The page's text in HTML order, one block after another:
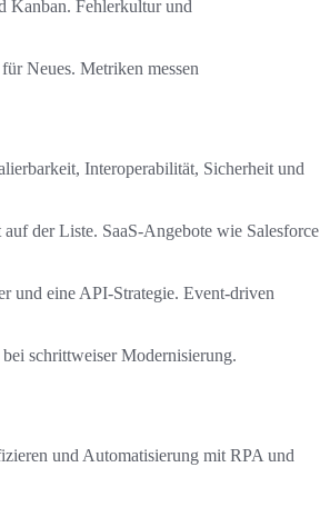
Kanban. Fehlerkultur und
Neues. Metriken messen
Interoperabilität, Sicherheit und
der Liste. SaaS-Angebote wie Salesforce
und eine API-Strategie. Event-driven
schrittweiser Modernisierung.
und Automatisierung mit RPA und